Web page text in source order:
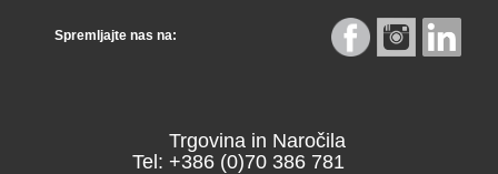
Spremljajte nas na:
Trgovina in Naročila
Tel: +386 (0)70 386 781